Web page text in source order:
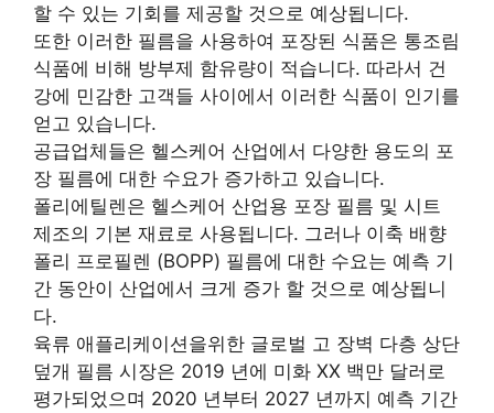
할 수 있는 기회를 제공할 것으로 예상됩니다.
또한 이러한 필름을 사용하여 포장된 식품은 통조림
식품에 비해 방부제 함유량이 적습니다. 따라서 건
강에 민감한 고객들 사이에서 이러한 식품이 인기를
얻고 있습니다.
공급업체들은 헬스케어 산업에서 다양한 용도의 포
장 필름에 대한 수요가 증가하고 있습니다.
폴리에틸렌은 헬스케어 산업용 포장 필름 및 시트
제조의 기본 재료로 사용됩니다. 그러나 이축 배향
폴리 프로필렌 (BOPP) 필름에 대한 수요는 예측 기
간 동안이 산업에서 크게 증가 할 것으로 예상됩니
다.
육류 애플리케이션을위한 글로벌 고 장벽 다층 상단
덮개 필름 시장은 2019 년에 미화 XX 백만 달러로
평가되었으며 2020 년부터 2027 년까지 예측 기간